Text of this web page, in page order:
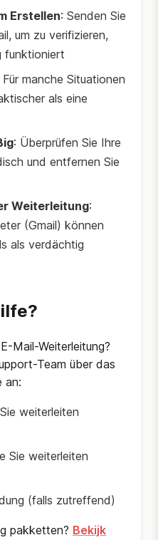
Erstellen: Senden Sie
um zu verifizieren,
funktioniert
Für manche Situationen
als eine
: Überprüfen Sie Ihre
und entfernen Sie
Weiterleitung:
(Gmail) können
als verdächtig
Mail-Weiterleitung?
Team über das
an:
weiterleiten
Sie weiterleiten
(falls zutreffend)
pakketten? Bekijk